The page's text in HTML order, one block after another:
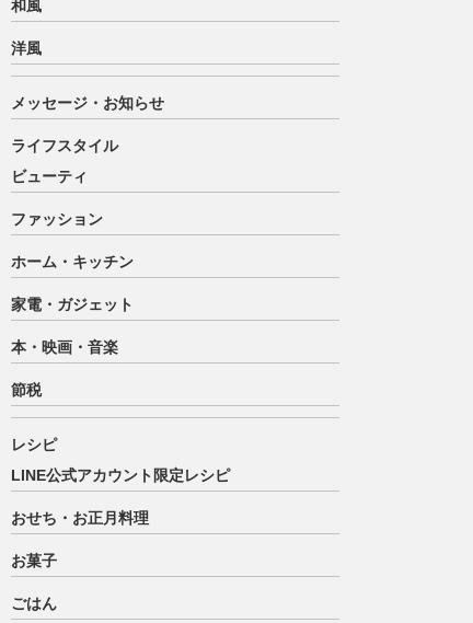
和風
洋風
メッセージ・お知らせ
ライフスタイル
ビューティ
ファッション
ホーム・キッチン
家電・ガジェット
本・映画・音楽
節税
レシピ
LINE公式アカウント限定レシピ
おせち・お正月料理
お菓子
ごはん